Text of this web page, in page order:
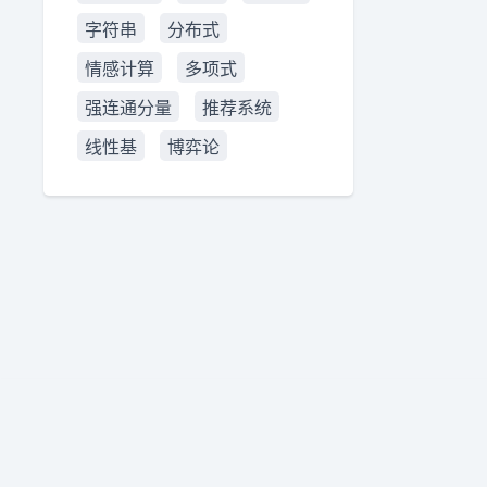
字符串
分布式
情感计算
多项式
强连通分量
推荐系统
线性基
博弈论